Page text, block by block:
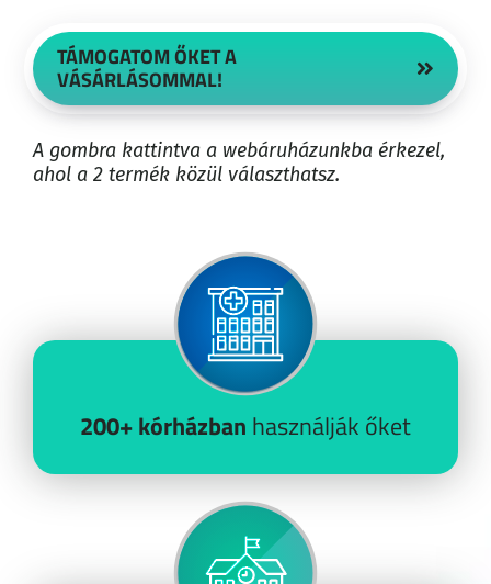
TÁMOGATOM ŐKET A
VÁSÁRLÁSOMMAL!
A gombra kattintva a webáruházunkba érkezel,
ahol a 2 termék közül választhatsz.
200+kórházban használják őket